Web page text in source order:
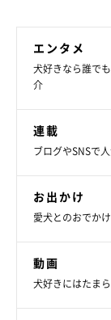
エンタメ
犬好きなら誰で
介
連載
ブログやSNSで
お出かけ
愛犬とのおでか
動画
犬好きにはたま